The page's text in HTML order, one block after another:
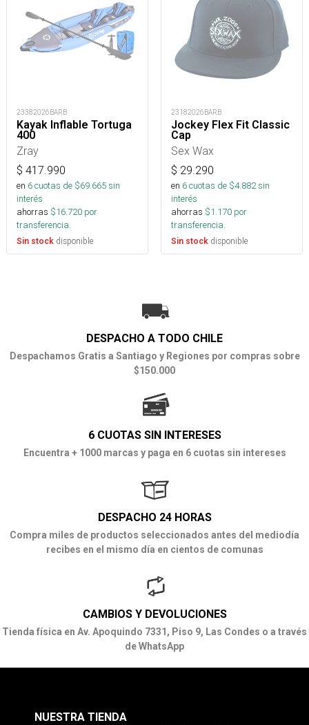
23382026BARB
Kayak Inflable Tortuga
400
Zray
$ 417.990
en 6cuotas de $69.665sin
interés
ahorras $16.720 por
transferencia.
Sin stock disponible
23182026BARB
Jockey Flex Fit Classic
Cap
Sex Wax
$ 29.290
en 6cuotas de $4.882sin
interés
ahorras $1.170 por
transferencia.
Sin stock disponible
DESPACHO A TODO CHILE
Despachamos Gratis a Santiago y Regiones por compras sobre
$150.000
6 CUOTAS SIN INTERESES
Encuentra + 1000 marcas y paga en 6 cuotas sin intereses
DESPACHO 24 HORAS
Compra miles de productos seleccionados antes del mediodía
recibes en el mismo día en cientos de comunas
CAMBIOS Y DEVOLUCIONES
Tienda física en Av. Apoquindo 7331, Piso 9, Las Condes o a través
de WhatsApp
NUESTRA TIENDA